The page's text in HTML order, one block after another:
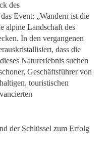
des
Event: „Wandern ist die
alpine Landschaft des
In den vergangenen
dass die
Naturerlebnis suchen
Geschäftsführer von
touristischen
der Schlüssel zum Erfolg